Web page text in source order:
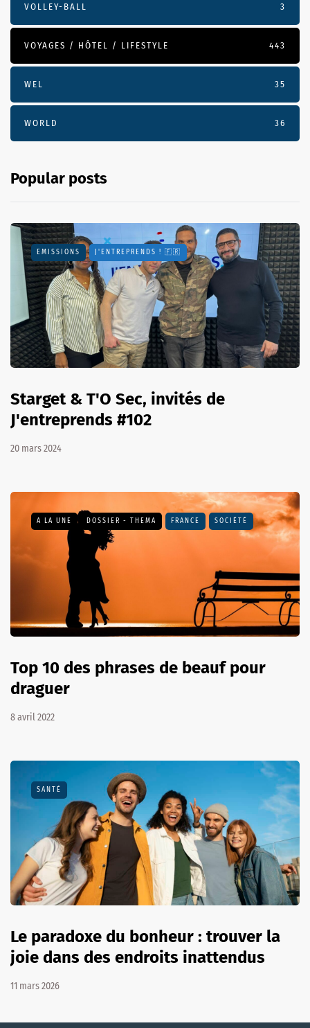
VOLLEY-BALL 3
VOYAGES / HÔTEL / LIFESTYLE 443
WEL 35
WORLD 36
Popular posts
EMISSIONS J'ENTREPRENDS ! 🇫🇷
Starget & T'O Sec, invités de
J'entreprends #102
20 mars 2024
A LA UNE DOSSIER - THEMA FRANCE SOCIÉTÉ
Top 10 des phrases de beauf pour
draguer
8 avril 2022
SANTÉ
Le paradoxe du bonheur : trouver la
joie dans des endroits inattendus
11 mars 2026